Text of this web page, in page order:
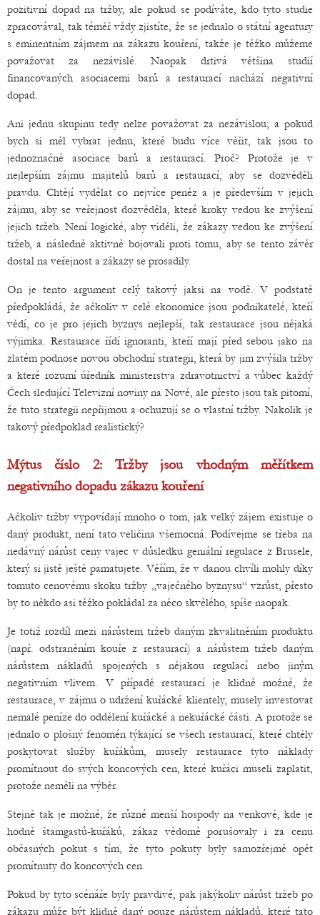
pozitivní dopad na tržby, ale pokud se podíváte, kdo tyto studie
zpracovával, tak téměř vždy zjistíte, že se jednalo o státní agentury
s eminentním zájmem na zákazu kouření, takže je těžko můžeme
považovat za nezávislé. Naopak drtivá většina studií
financovaných asociacemi barů a restaurací nachází negativní
dopad.
Ani jednu skupinu tedy nelze považovat za nezávislou; a pokud
bych si měl vybrat jednu, které budu více věřit, tak jsou to
jednoznačně asociace barů a restaurací. Proč? Protože je v
nejlepším zájmu majitelů barů a restaurací, aby se dozvěděli
pravdu. Chtějí vydělat co nejvíce peněz a je především v jejich
zájmu, aby se veřejnost dozvěděla, které kroky vedou ke zvýšení
jejich tržeb. Není logické, aby viděli, že zákazy vedou ke zvýšení
tržeb, a následně aktivně bojovali proti tomu, aby se tento závěr
dostal na veřejnost a zákazy se prosadily.
On je tento argument celý takový jaksi na vodě. V podstatě
předpokládá, že ačkoliv v celé ekonomice jsou podnikatelé, kteří
vědí, co je pro jejich byznys nejlepší, tak restaurace jsou nějaká
výjimka. Restaurace řídí ignoranti, kteří mají před sebou jako na
zlatém podnose novou obchodní strategii, která by jim zvýšila tržby
a které rozumí úředník ministerstva zdravotnictví a vůbec každý
Čech sledující Televizní noviny na Nově, ale přesto jsou tak pitomí,
že tuto strategii nepřijmou a ochuzují se o vlastní tržby. Nakolik je
takový předpoklad realistický?
Mýtus číslo 2: Tržby jsou vhodným měřítkem
negativního dopadu zákazu kouření
Ačkoliv tržby vypovídají mnoho o tom, jak velký zájem existuje o
daný produkt, není tato veličina všemocná. Podívejme se třeba na
nedávný nárůst ceny vajec v důsledku geniální regulace z Brusele,
který si jistě ještě pamatujete. Věřím, že v danou chvíli mohly díky
tomuto cenovému skoku tržby „vaječného byznysu“ vzrůst, přesto
by to někdo asi těžko pokládal za něco skvělého, spíše naopak.
Je totiž rozdíl mezi nárůstem tržeb daným zkvalitněním produktu
(např. odstraněním kouře z restaurací) a nárůstem tržeb daným
nárůstem nákladů spojených s nějakou regulací nebo jiným
negativním vlivem. V případě restaurací je klidně možné, že
restaurace, v zájmu o udržení kuřácké klientely, musely investovat
nemalé peníze do oddělení kuřácké a nekuřácké části. A protože se
jednalo o plošný fenomén týkající se všech restaurací, které chtěly
poskytovat služby kuřákům, musely restaurace tyto náklady
promítnout do svých koncových cen, které kuřáci museli zaplatit,
protože neměli na výběr.
Stejně tak je možné, že různé menší hospody na venkově, kde je
hodně štamgastů-kuřáků, zákaz vědomě porušovaly i za cenu
občasných pokut s tím, že tyto pokuty byly samozřejmě opět
promítnuty do koncových cen.
Pokud by tyto scénáře byly pravdivé, pak jakýkoliv nárůst tržeb po
zákazu může být klidně daný pouze nárůstem nákladů, které tato